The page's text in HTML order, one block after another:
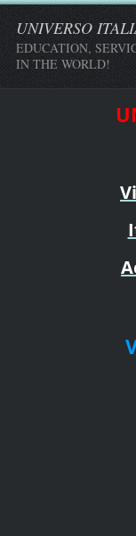
UNIVERSO
EDUCATION,
IN THE WORLD!